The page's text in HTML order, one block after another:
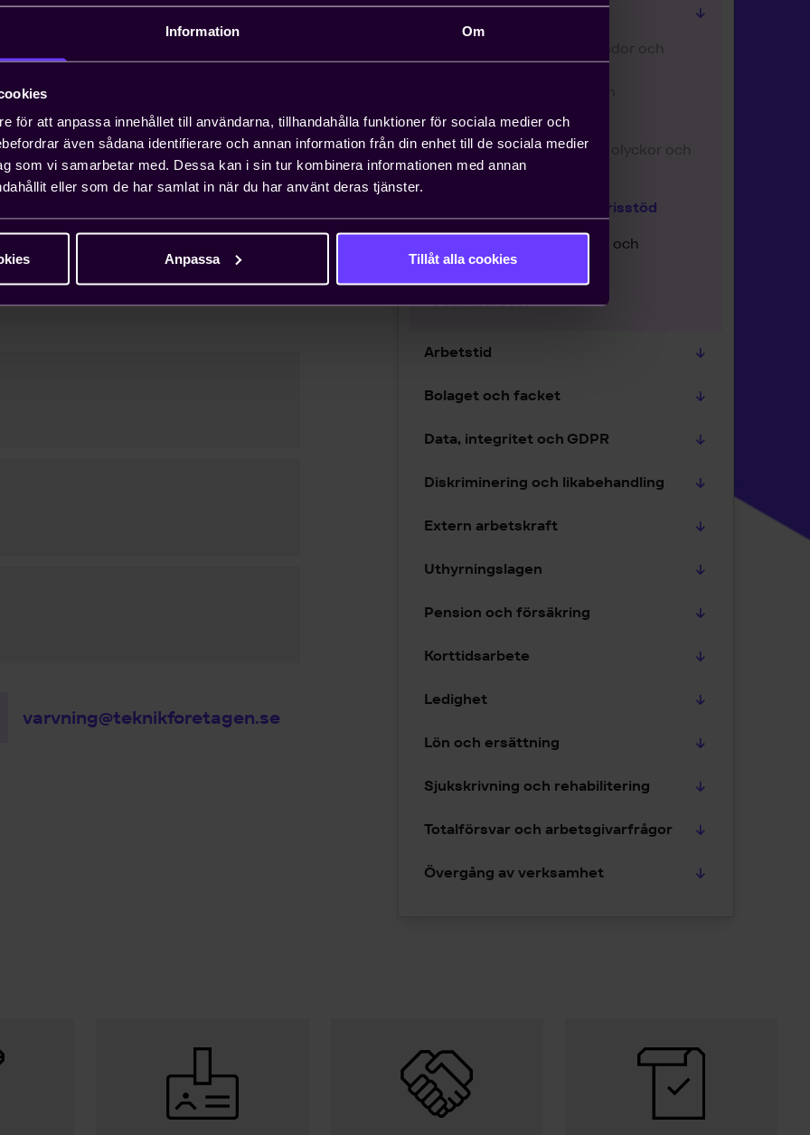
Information Om
för att anpassa innehållet till användarna, tillhandahålla funktioner för sociala medier och
även sådana identifierare och annan information från din enhet till de sociala medier
som vi samarbetar med. Dessa kan i sin tur kombinera informationen med annan
eller som de har samlat in när du har använt deras tjänster.
Anpassa Tillåt alla cookies
ta upp till ett år. Teknikföretagen kan
näringspolitiska
i Sverige och EU för att ta
Genom oss har du möjlighet att
företag i vanliga fall bara får ta
varvning@teknikforetagen.se
Arbetsskador och tillbud
Anmälan av arbetsskador och
Arbetsmiljöverket och
Försäkringskassan
Utreda arbetsskador, olyckor och
tillbud
Första hjälpen och krisstöd
Samverkan, skyddsombud och
skyddskommitté
Utlandsarbete
Arbetstid
Bolaget och facket
Data, integritet och GDPR
Diskriminering och likabehandling
Extern arbetskraft
Uthyrningslagen
Pension och försäkring
Korttidsarbete
Ledighet
Lön och ersättning
Sjukskrivning och rehabilitering
Totalförsvar och arbetsgivarfrågor
Övergång av verksamhet